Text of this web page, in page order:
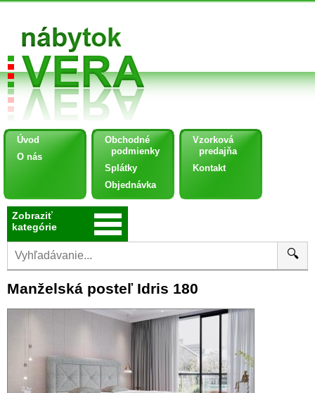
Úvod
O nás
Obchodné
podmienky
Splátky
Objednávka
Vzorková
predajňa
Kontakt
Zobraziť
kategórie
🔍
Manželská posteľ Idris 180